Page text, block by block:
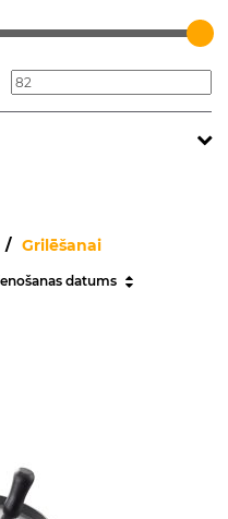
Grilēšanai
datums